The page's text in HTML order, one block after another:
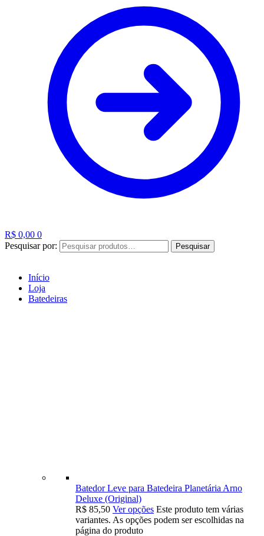
R$ 0,00 0
Pesquisar por:
Pesquisar
Início
Loja
Batedeiras
Batedor Leve para Batedeira Planetária Arno
Deluxe (Original)
R$ 85,50 Ver opções Este produto tem várias
variantes. As opções podem ser escolhidas na
página do produto